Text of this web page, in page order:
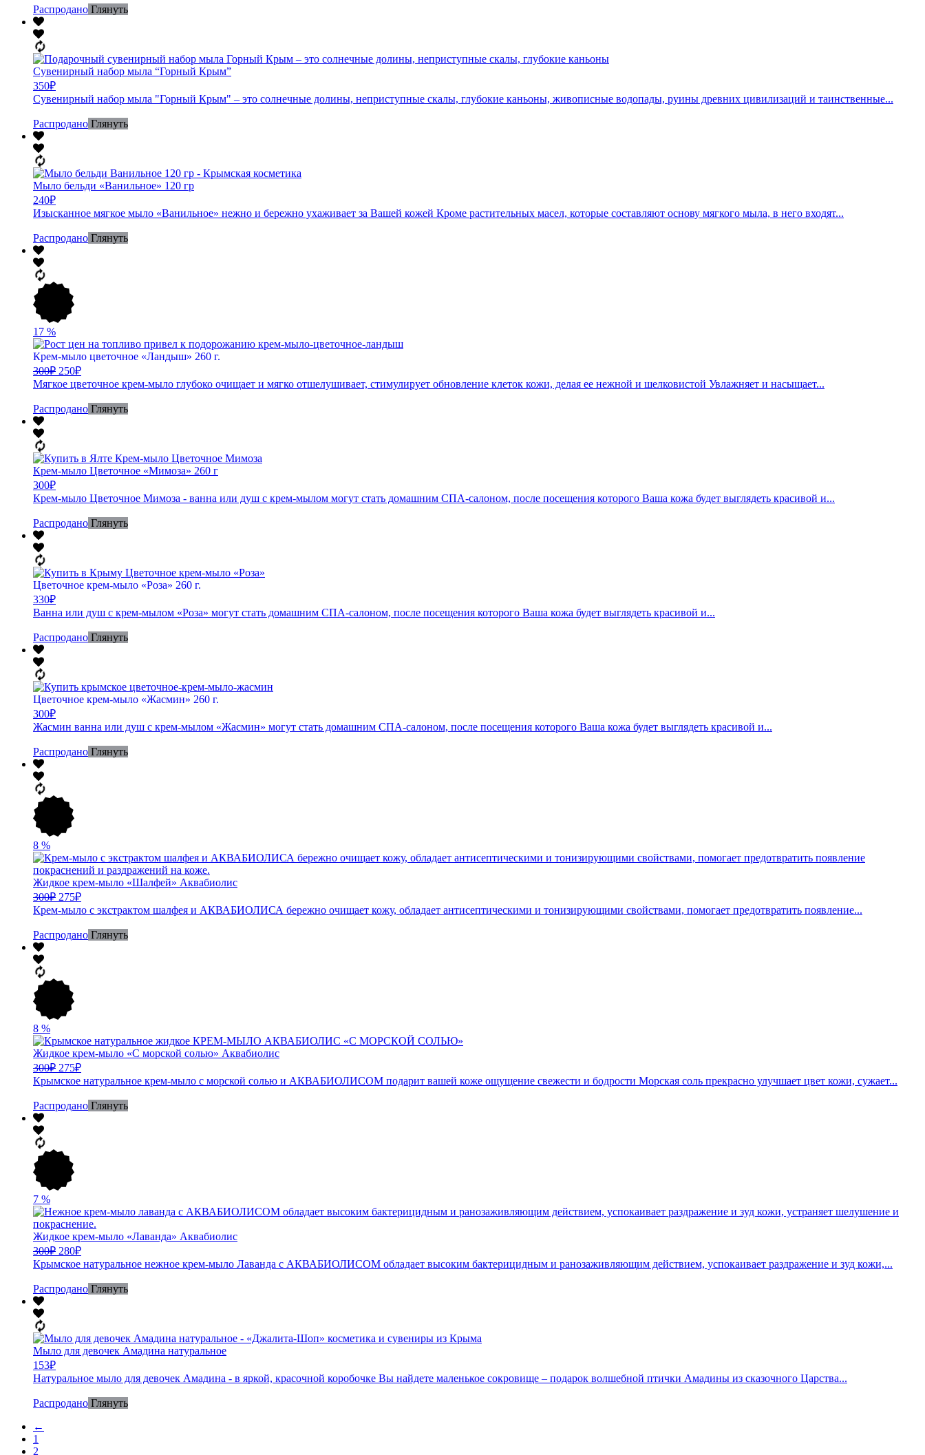
Распродано Глянуть
Сувенирный набор мыла “Горный Крым”
350₽
Сувенирный набор мыла "Горный Крым" – это солнечные долины, неприступные скалы, глубокие каньоны, живописные водопады, руины древних цивилизаций и таинственные...
Распродано Глянуть
Мыло бельди «Ванильное» 120 гр
240₽
Изысканное мягкое мыло «Ванильное» нежно и бережно ухаживает за Вашей кожей Кроме растительных масел, которые составляют основу мягкого мыла, в него входят...
Распродано Глянуть
17 %
Крем-мыло цветочное «Ландыш» 260 г.
300₽ 250₽
Мягкое цветочное крем-мыло глубоко очищает и мягко отшелушивает, стимулирует обновление клеток кожи, делая ее нежной и шелковистой Увлажняет и насыщает...
Распродано Глянуть
Крем-мыло Цветочное «Мимоза» 260 г
300₽
Крем-мыло Цветочное Мимоза - ванна или душ с крем-мылом могут стать домашним СПА-салоном, после посещения которого Ваша кожа будет выглядеть красивой и...
Распродано Глянуть
Цветочное крем-мыло «Роза» 260 г.
330₽
Ванна или душ с крем-мылом «Роза» могут стать домашним СПА-салоном, после посещения которого Ваша кожа будет выглядеть красивой и...
Распродано Глянуть
Цветочное крем-мыло «Жасмин» 260 г.
300₽
Жасмин ванна или душ с крем-мылом «Жасмин» могут стать домашним СПА-салоном, после посещения которого Ваша кожа будет выглядеть красивой и...
Распродано Глянуть
8 %
Жидкое крем-мыло «Шалфей» Аквабиолис
300₽ 275₽
Крем-мыло с экстрактом шалфея и АКВАБИОЛИСА бережно очищает кожу, обладает антисептическими и тонизирующими свойствами, помогает предотвратить появление...
Распродано Глянуть
8 %
Жидкое крем-мыло «С морской солью» Аквабиолис
300₽ 275₽
Крымское натуральное крем-мыло с морской солью и АКВАБИОЛИСОМ подарит вашей коже ощущение свежести и бодрости Морская соль прекрасно улучшает цвет кожи, сужает...
Распродано Глянуть
7 %
Жидкое крем-мыло «Лаванда» Аквабиолис
300₽ 280₽
Крымское натуральное нежное крем-мыло Лаванда с АКВАБИОЛИСОМ обладает высоким бактерицидным и ранозаживляющим действием, успокаивает раздражение и зуд кожи,...
Распродано Глянуть
Мыло для девочек Амадина натуральное
153₽
Натуральное мыло для девочек Амадина - в яркой, красочной коробочке Вы найдете маленькое сокровище – подарок волшебной птички Амадины из сказочного Царства...
Распродано Глянуть
←
1
2